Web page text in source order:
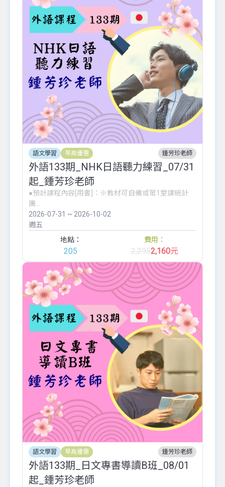
語文學習 早鳥優惠 鍾芳珍老師
外語133期_NHK日語聽力練習_07/31
起_鍾芳珍老師
●預計課程內容[用書]：※教材可自備或第1堂課統計
團...
2026-07-31 ~ 2026-10-02
週五
地點：
205
費用：
2,2952,160元
語文學習 早鳥優惠 鍾芳珍老師
外語133期_日文專書導讀B班_08/01
起_鍾芳珍老師